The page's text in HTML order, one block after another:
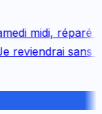
midi, réparé le
sans